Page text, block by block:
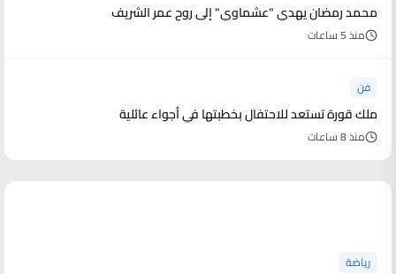
محمد رمضان يهدي "عشماوي" إلى روح عمر الشريف
منذ 5 ساعات
فن
ملك قورة تستعد للاحتفال بخطبتها في أجواء عائلية
منذ 8 ساعات
رياضة